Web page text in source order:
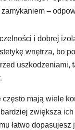
zamykaniem –
i dobrej
wnętrza, bo
uszkodzeniami,
mają wiele
zwiększa
łatwo